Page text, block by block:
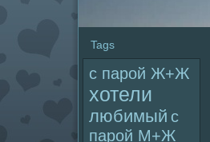
Tags
с паpoй Ж+Ж
хотели
любимый с
паpoй М+Ж